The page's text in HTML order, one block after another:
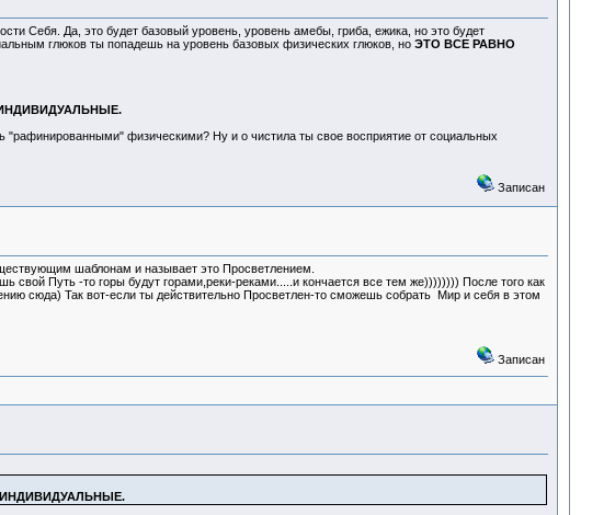
Себя. Да, это будет базовый уровень, уровень амебы, гриба, ежика, но это будет
глюков ты попадешь на уровень базовых физических глюков, но ЭТО ВСЕ РАВНО
физическими? Ну и о чистила ты свое восприятие от социальных
Записан
шаблонам и называет это Просветлением.
Путь -то горы будут горами,реки-реками.....и кончается все тем же)))))))) После того как
сюда) Так вот-если ты действительно Просветлен-то сможешь собрать Мир и себя в этом
Записан